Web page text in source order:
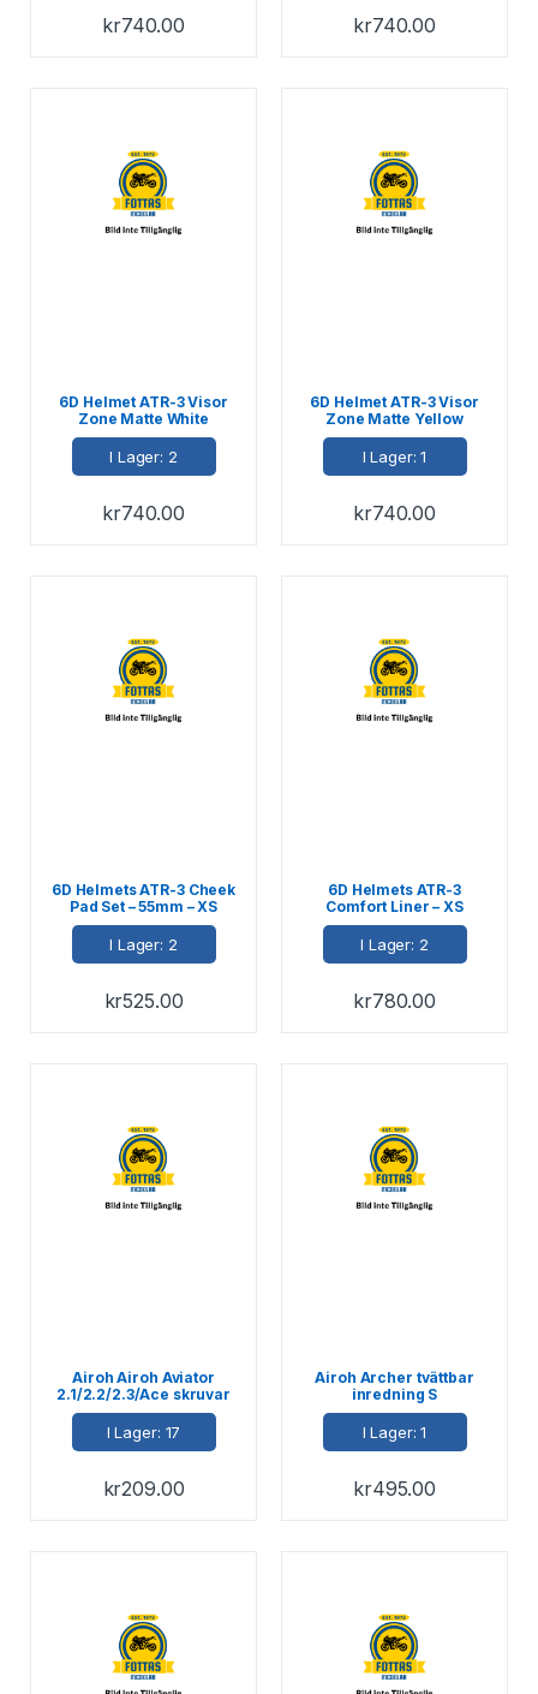
kr740.00 kr740.00
6D Helmet ATR-3 Visor
Zone Matte White
I Lager: 2
kr740.00
6D Helmet ATR-3 Visor
Zone Matte Yellow
I Lager: 1
kr740.00
6D Helmets ATR-3 Cheek
Pad Set – 55mm – XS
I Lager: 2
kr525.00
6D Helmets ATR-3
Comfort Liner – XS
I Lager: 2
kr780.00
Airoh Airoh Aviator
2.1/2.2/2.3/Ace skruvar
till skärmförlängning
I Lager: 17
kr209.00
Airoh Archer tvättbar
inredning S
I Lager: 1
kr495.00